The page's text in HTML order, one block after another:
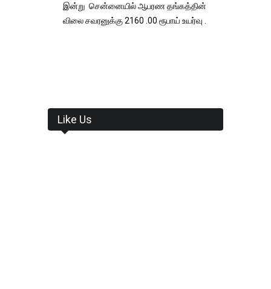
இன்று சென்னையில் ஆபரண தங்கத்தின்
விலை சவரனுக்கு 2160 .00 ரூபாய் உயர்வு .
Like Us